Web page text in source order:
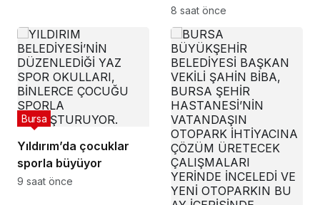
tamirhanesi alev alev
yandı
8 saat önce
Yıldırım’da çocuklar
sporla büyüyor
Bursa
9 saat önce